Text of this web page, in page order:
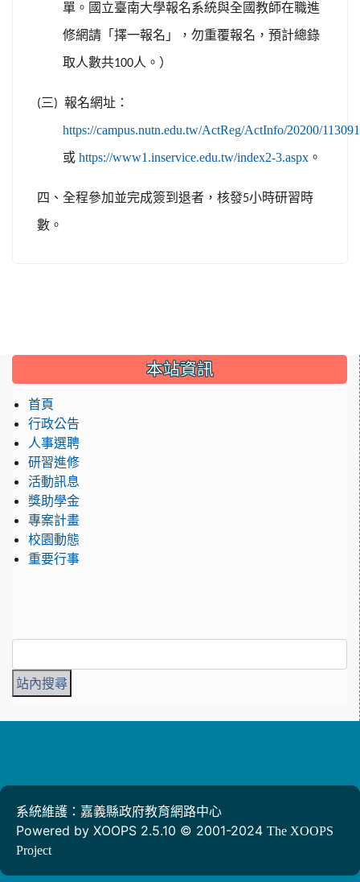
單。國立臺南大學報名系統與全國教師在職進
修網請「擇一報名」，勿重覆報名，預計總錄
取人數共100人。）
(三)報名網址：
https://campus.nutn.edu.tw/ActReg/ActInfo/20200/
或 https://www1.inservice.edu.tw/index2-3.aspx 。
四、全程參加並完成簽到退者，核發5小時研習時
數。
::: 本站資訊
首頁
行政公告
人事選聘
研習進修
活動訊息
獎助學金
專案計畫
校園動態
重要行事
系統維護：嘉義縣政府教育網路中心
Powered by XOOPS 2.5.10 © 2001-2024 The XOOPS
Project